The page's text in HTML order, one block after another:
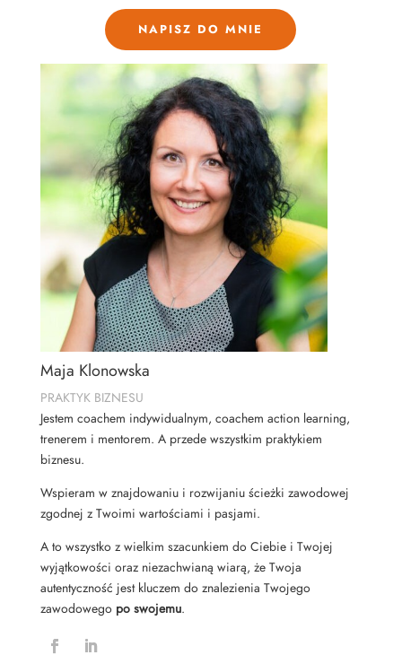
NAPISZ DO MNIE
Maja Klonowska
PRAKTYK BIZNESU
Jestem coachem indywidualnym, coachem action learning,
trenerem i mentorem. A przede wszystkim praktykiem
biznesu.
Wspieram w znajdowaniu i rozwijaniu ścieżki zawodowej
zgodnej z Twoimi wartościami i pasjami.
A to wszystko z wielkim szacunkiem do Ciebie i Twojej
wyjątkowości oraz niezachwianą wiarą, że Twoja
autentyczność jest kluczem do znalezienia Twojego
zawodowego po swojemu.